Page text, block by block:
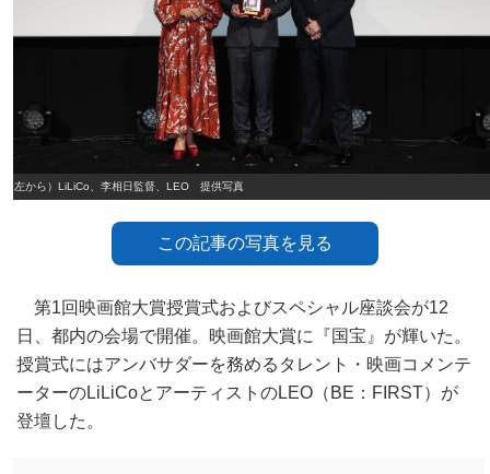
（左から）LiLiCo、李相日監督、LEO 提供写真
この記事の写真を見る
第1回映画館大賞授賞式およびスペシャル座談会が12
日、都内の会場で開催。映画館大賞に『国宝』が輝いた。
授賞式にはアンバサダーを務めるタレント・映画コメンテ
ーターのLiLiCoとアーティストのLEO（BE：FIRST）が
登壇した。